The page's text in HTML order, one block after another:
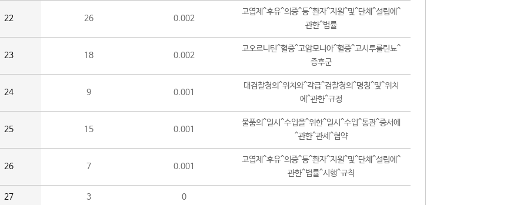
22 26 0.002
고엽제^후유^의증^등^환자^지원^및^단체^설립에^
관한^법률
23 18 0.002
고오르니틴^혈증^고암모니아^혈증^고시투룰린뇨^
증후군
24 9 0.001
대검찰청의^위치와^각급^검찰청의^명칭^및^위치
에^관한^규정
25 15 0.001
물품의^일시^수입을^위한^일시^수입^통관^증서에
^관한^관세^협약
26 7 0.001
고엽제^후유^의증^등^환자^지원^및^단체^설립에^
관한^법률^시행^규칙
27 3 0